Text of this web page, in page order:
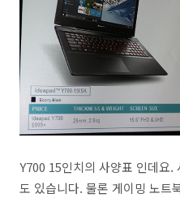
Y700 15인치의 사양표 인데요.
도 있습니다. 물론 게이밍 노트